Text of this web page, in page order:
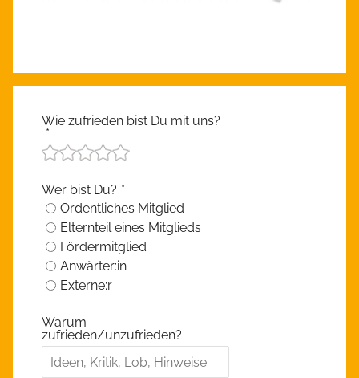
Wie zufrieden bist Du mit uns?
*
Wer bist Du? *
Ordentliches Mitglied
Elternteil eines Mitglieds
Fördermitglied
Anwärter:in
Externe:r
Warum
zufrieden/unzufrieden?